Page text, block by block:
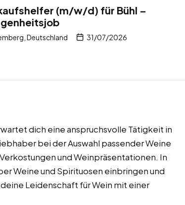
(m/w/d) für Bühl –
Deutschland 31/07/2026
dich eine anspruchsvolle Tätigkeit in
bei der Auswahl passender Weine
und Weinpräsentationen. In
Weine und Spirituosen einbringen und
Leidenschaft für Wein mit einer